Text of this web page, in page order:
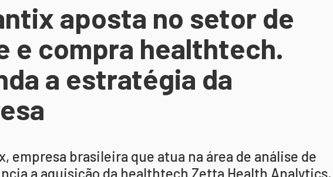
aposta no setor de
e compra healthtech.
a estratégia da
empresa brasileira que atua na área de análise de
a aquisição da healthtech Zetta Health Analytics,